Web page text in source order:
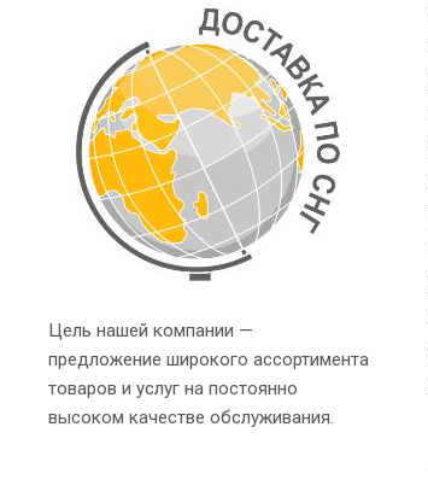
Цель нашей компании —
предложение широкого ассортимента
товаров и услуг на постоянно
высоком качестве обслуживания.